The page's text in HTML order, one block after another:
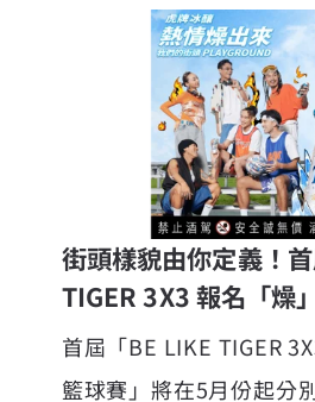
街頭樣貌由你定義！
TIGER 3X3 報名「燥
首屆「BE LIKE TIGER
籃球賽」將在5月份起分